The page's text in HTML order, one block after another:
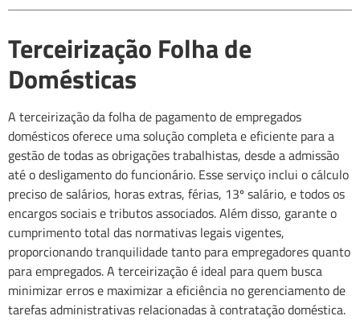
Terceirização Folha de
Domésticas
A terceirização da folha de pagamento de empregados
domésticos oferece uma solução completa e eficiente para a
gestão de todas as obrigações trabalhistas, desde a admissão
até o desligamento do funcionário. Esse serviço inclui o cálculo
preciso de salários, horas extras, férias, 13º salário, e todos os
encargos sociais e tributos associados. Além disso, garante o
cumprimento total das normativas legais vigentes,
proporcionando tranquilidade tanto para empregadores quanto
para empregados. A terceirização é ideal para quem busca
minimizar erros e maximizar a eficiência no gerenciamento de
tarefas administrativas relacionadas à contratação doméstica.